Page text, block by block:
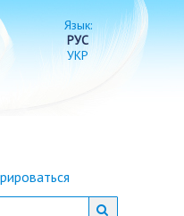
Язык:
РУС
УКР